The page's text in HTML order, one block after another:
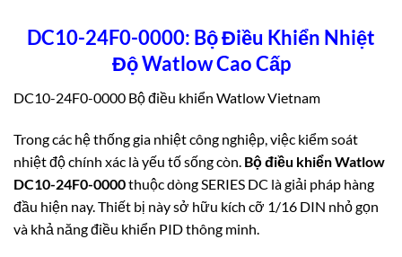
DC10-24F0-0000: Bộ Điều Khiển Nhiệt
Độ Watlow Cao Cấp
DC10-24F0-0000 Bộ điều khiển Watlow Vietnam
Trong các hệ thống gia nhiệt công nghiệp, việc kiểm soát
nhiệt độ chính xác là yếu tố sống còn. Bộ điều khiển Watlow
DC10-24F0-0000thuộc dòng SERIES DC là giải pháp hàng
đầu hiện nay. Thiết bị này sở hữu kích cỡ 1/16 DIN nhỏ gọn
và khả năng điều khiển PID thông minh.